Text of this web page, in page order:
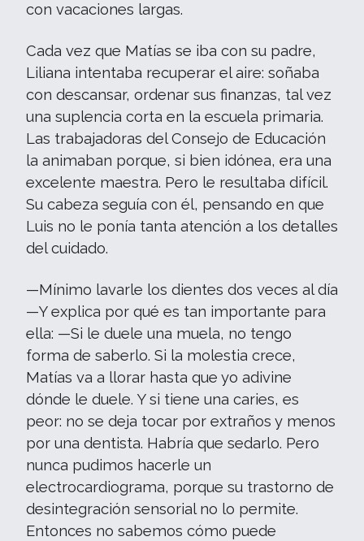
con vacaciones largas.
Cada vez que Matías se iba con su padre,
Liliana intentaba recuperar el aire: soñaba
con descansar, ordenar sus finanzas, tal vez
una suplencia corta en la escuela primaria.
Las trabajadoras del Consejo de Educación
la animaban porque, si bien idónea, era una
excelente maestra. Pero le resultaba difícil.
Su cabeza seguía con él, pensando en que
Luis no le ponía tanta atención a los detalles
del cuidado.
—Mínimo lavarle los dientes dos veces al día
—Y explica por qué es tan importante para
ella: —Si le duele una muela, no tengo
forma de saberlo. Si la molestia crece,
Matías va a llorar hasta que yo adivine
dónde le duele. Y si tiene una caries, es
peor: no se deja tocar por extraños y menos
por una dentista. Habría que sedarlo. Pero
nunca pudimos hacerle un
electrocardiograma, porque su trastorno de
desintegración sensorial no lo permite.
Entonces no sabemos cómo puede